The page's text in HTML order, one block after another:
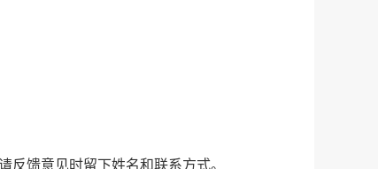
反馈意见时留下姓名和联系方式。